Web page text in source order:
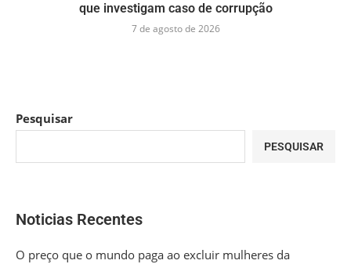
que investigam caso de corrupção
7 de agosto de 2026
Pesquisar
PESQUISAR
Noticias Recentes
O preço que o mundo paga ao excluir mulheres da